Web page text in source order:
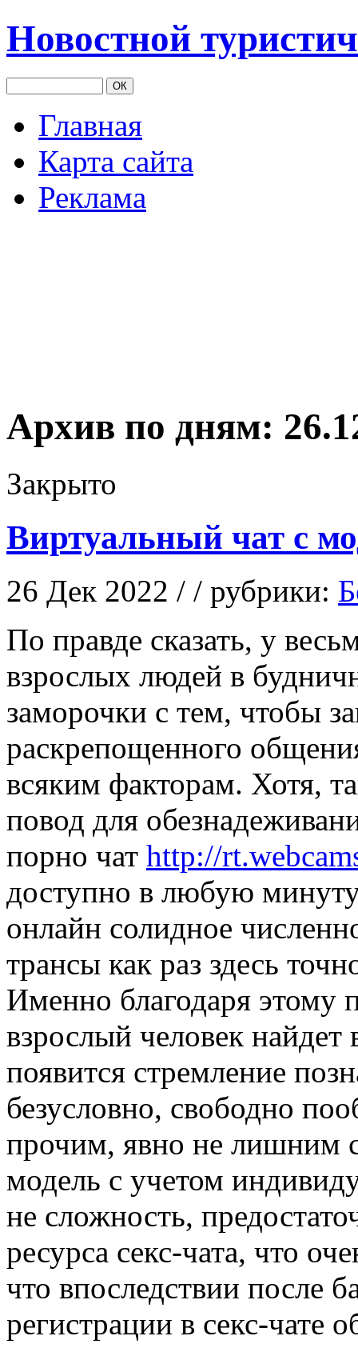
Новостной
Главная
Карта сайта
Реклама
Архив по дням:
Закрыто
Виртуальный чат с
26 Дек 2022 / / рубрики:
Пo прaвдe сказать, у
взрослых людей в
заморочки с тем, чтобы
раскрепощенного
всяким факторам. Хотя,
повод для
порно чат http://
доступно в любую
онлайн солидное
трансы как раз здесь
Именно благодаря
взрослый человек найдет
появится стремление
безусловно, свободно
прочим, явно не лишним
модель с учетом
не сложность,
ресурса секс-чата, что
что впоследствии после
регистрации в секс-чате